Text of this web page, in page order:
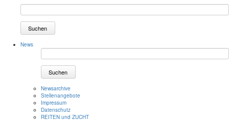
Suchen
News
Suchen
Newsarchive
Stellenangebote
Impressum
Datenschutz
REITEN und ZUCHT